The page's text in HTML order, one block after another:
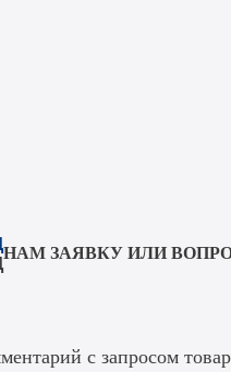
НАМ ЗАЯВКУ ИЛИ
с запросом